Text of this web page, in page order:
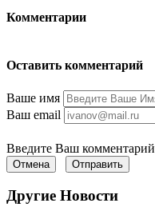
Комментарии
Оставить комментарий
Ваше имя
Ваш email
Введите Ваш комментарий
Отмена Отправить
Другие Новости